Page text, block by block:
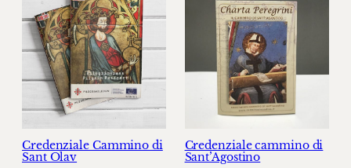
Credenziale Cammino di
Sant Olav
Credenziale cammino di
Sant’Agostino